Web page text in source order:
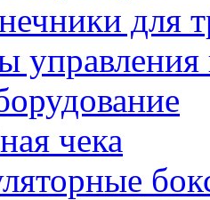
для
управления
чека